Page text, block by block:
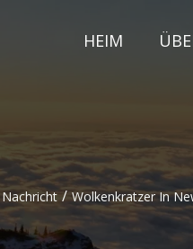
HEIM
Nachricht / Wolkenkratzer In